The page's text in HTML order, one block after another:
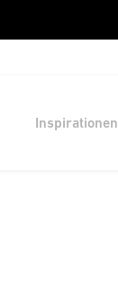
Inspirationen